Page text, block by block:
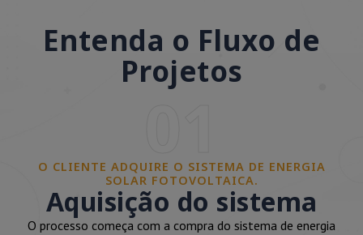
Entenda o Fluxo de
Projetos
O CLIENTE ADQUIRE O SISTEMA DE ENERGIA
SOLAR FOTOVOLTAICA.
Aquisição do sistema
O processo começa com a compra do sistema de energia